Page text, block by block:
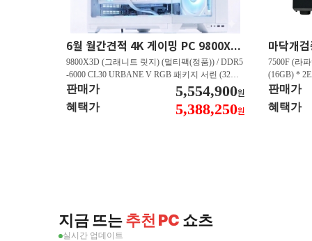
6월 월간견적 4K 게이밍 PC 9800X3D RTX 5080 GY512
9800X3D (그래니트 릿지) (멀티팩(정품)) / DDR5
-6000 CL30 URBANE V RGB 패키지 서린 (32GB
(16Gx2)) / B850M-PLUS WIFI7 W 대원씨티에스 /
지포스 RTX 5080 AERO OC SFF D7 16GB 제이
씨현 / EXCERIA 히트싱크 M.2 NVMe (2TB)
판매가 5,554,900원
혜택가 5,388,250원
7500F (라
(16GB) *
즈윈 / 지포
CN600
판매가
혜택가
지금 뜨는추천 PC 쇼츠
실시간 업데이트